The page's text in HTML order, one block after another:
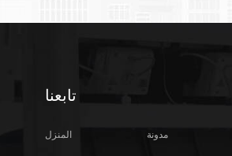
تابعنا
المنزل
مدونة